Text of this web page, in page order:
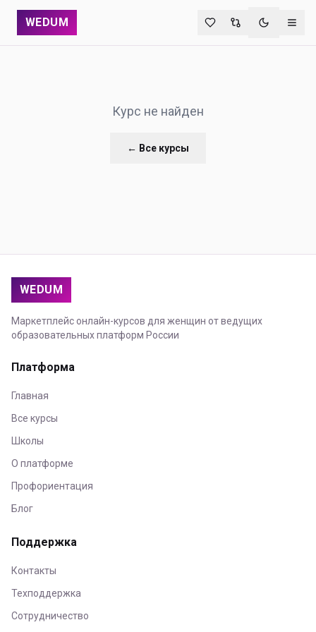
WEDUM
Курс не найден
← Все курсы
WEDUM
Маркетплейс онлайн-курсов для женщин от ведущих
образовательных платформ России
Платформа
Главная
Все курсы
Школы
О платформе
Профориентация
Блог
Поддержка
Контакты
Техподдержка
Сотрудничество